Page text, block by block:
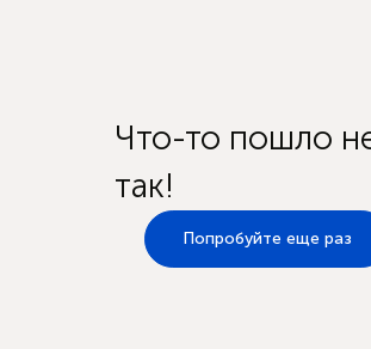
Что-то пошло
так!
Попробуйте еще раз